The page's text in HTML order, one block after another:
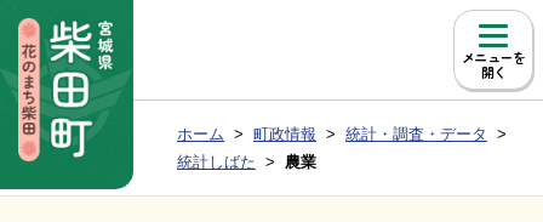
メニュー
Group NAV BreadCrumb
現在位置：
ホーム 町政情報
統計・調査・データ
統計しばた
農業